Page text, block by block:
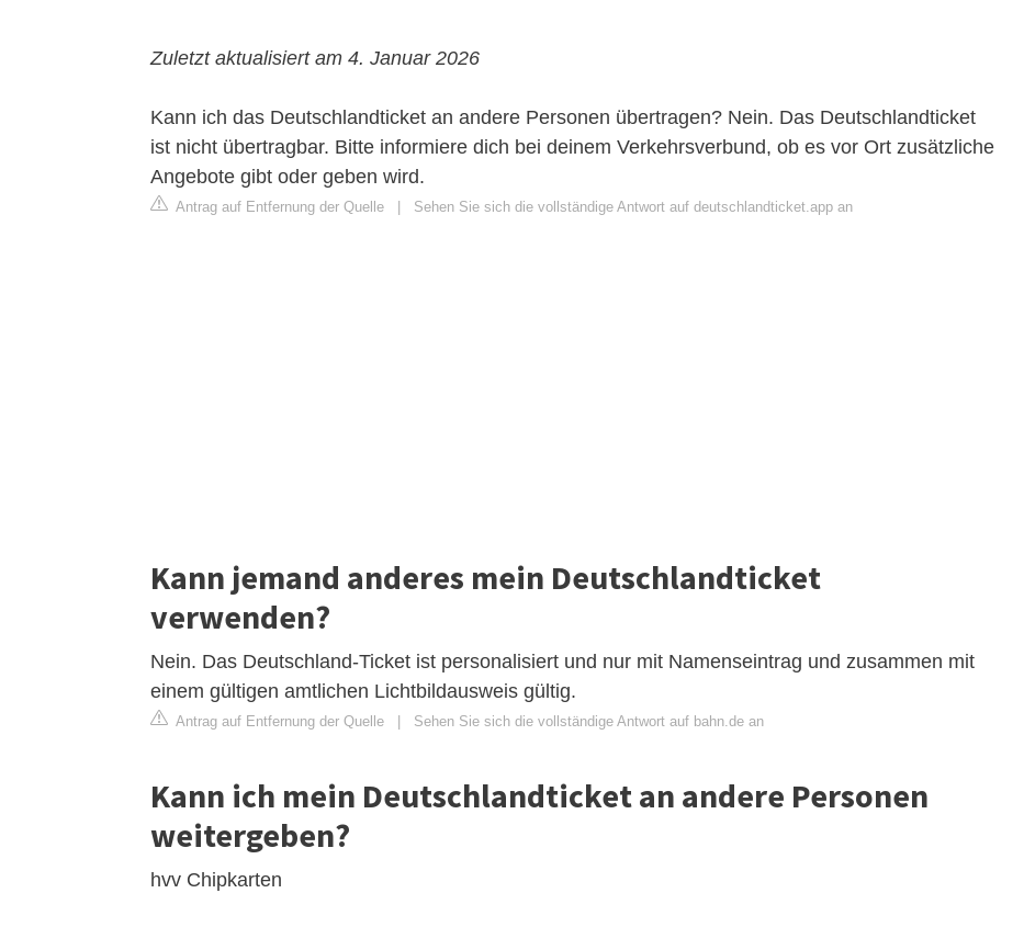
Zuletzt aktualisiert am 4. Januar 2026
Kann ich das Deutschlandticket an andere Personen übertragen? Nein. Das Deutschlandticket
ist nicht übertragbar. Bitte informiere dich bei deinem Verkehrsverbund, ob es vor Ort zusätzliche
Angebote gibt oder geben wird.
Antrag auf Entfernung der Quelle Sehen Sie sich die vollständige Antwort auf deutschlandticket.app an
Kann jemand anderes mein Deutschlandticket
verwenden?
Nein. Das Deutschland-Ticket ist personalisiert und nur mit Namenseintrag und zusammen mit
einem gültigen amtlichen Lichtbildausweis gültig.
Antrag auf Entfernung der Quelle Sehen Sie sich die vollständige Antwort auf bahn.de an
Kann ich mein Deutschlandticket an andere Personen
weitergeben?
hvv Chipkarten